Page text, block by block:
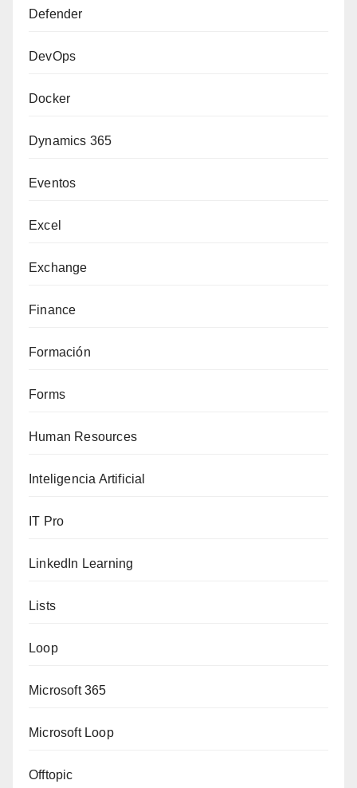
Defender
DevOps
Docker
Dynamics 365
Eventos
Excel
Exchange
Finance
Formación
Forms
Human Resources
Inteligencia Artificial
IT Pro
LinkedIn Learning
Lists
Loop
Microsoft 365
Microsoft Loop
Offtopic